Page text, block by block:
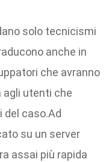
solo tecnicismi
anche in
che avranno
agli utenti che
del caso.Ad
su un server
assai più rapida